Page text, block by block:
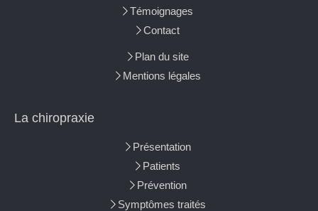
Témoignages
Contact
Plan du site
Mentions légales
La chiropraxie
Présentation
Patients
Prévention
Symptômes traités